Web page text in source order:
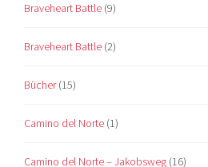
Braveheart Battle (9)
Braveheart Battle (2)
Bücher(15)
Camino del Norte (1)
Camino del Norte – Jakobsweg (16)